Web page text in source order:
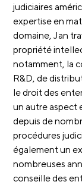
judiciaires
expertise en
domaine, Jan
propriété
notamment, la
R&D, de
le droit des
un autre aspect
depuis de
procédures
également un
nombreuses
conseille des